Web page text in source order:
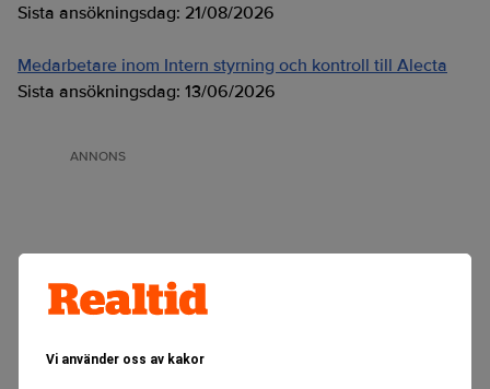
Vi använder oss av kakor
Sista ansökningsdag: 21/08/2026
Medarbetare inom Intern styrning och kontroll till Alecta
Sista ansökningsdag: 13/06/2026
ANNONS